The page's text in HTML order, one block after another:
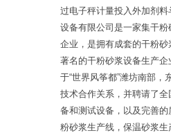
过电子秤计量投入外加剂
设备有限公司是一家集干
企业，是拥有成套的干粉
著名的干粉砂浆设备生产
于“世界风筝都”潍坊南部
技术合作关系，并聘请了
备和测试设备，以及完善
粉砂浆生产线，保温砂浆